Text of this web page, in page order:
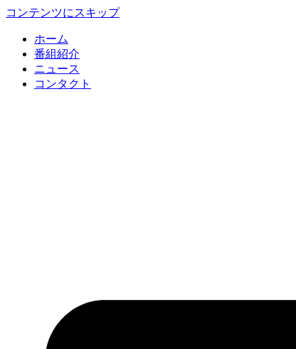
コンテンツにスキップ
ホーム
番組紹介
ニュース
コンタクト